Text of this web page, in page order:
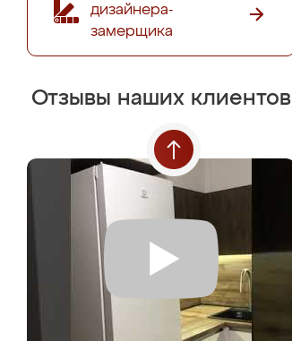
дизайнера-
замерщика
Отзывы наших клиентов